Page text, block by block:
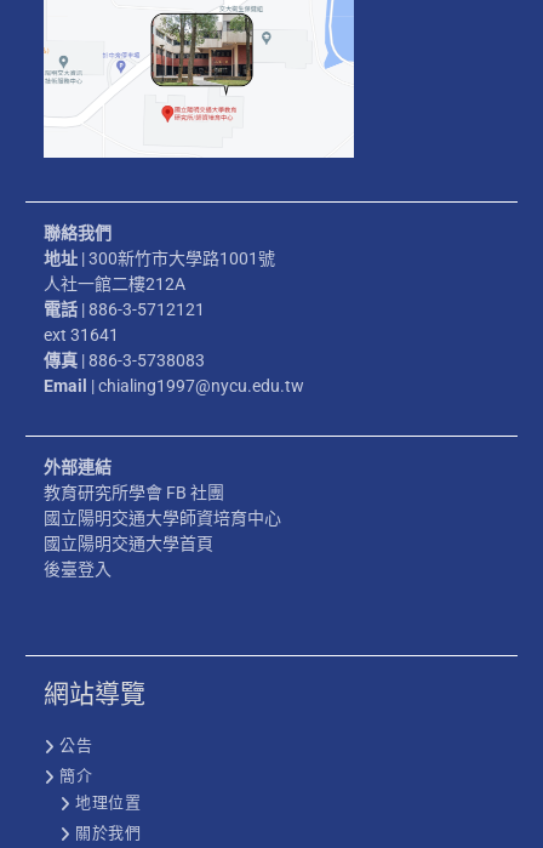
聯絡我們
地址 | 300新竹市大學路1001號
人社一館二樓212A
電話 | 886-3-5712121
ext 31641
傳真 | 886-3-5738083
Email | chialing1997@nycu.edu.tw
外部連結
教育研究所學會 FB 社團
國立陽明交通大學師資培育中心
國立陽明交通大學首頁
後臺登入
網站導覽
公告
簡介
地理位置
關於我們